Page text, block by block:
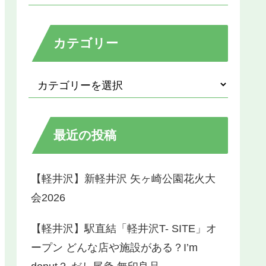
カテゴリー
最近の投稿
【軽井沢】新軽井沢 矢ヶ崎公園花火大
会2026
【軽井沢】駅直結「軽井沢T- SITE」オ
ープン どんな店や施設がある？I’m